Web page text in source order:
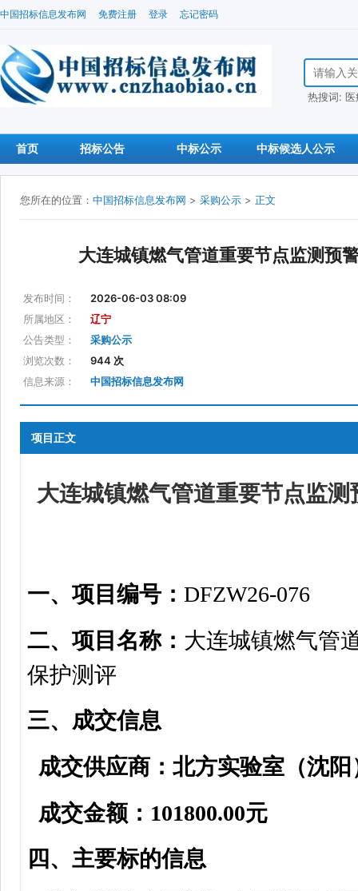
中国招标信息发布网 免费注册 登录 忘记密码
搜索招标信
热搜词:
首页 招标公告 中标公示 中标候选人公示
您所在的位置： 中国招标信息发布网 > 采购公示 > 正文
大连城镇燃气管道重要节点监测预
发布时间：
2026-06-03 08:09
所属地区：
辽宁
公告类型：
采购公示
浏览次数：
944 次
信息来源：
中国招标信息发布网
项目正文